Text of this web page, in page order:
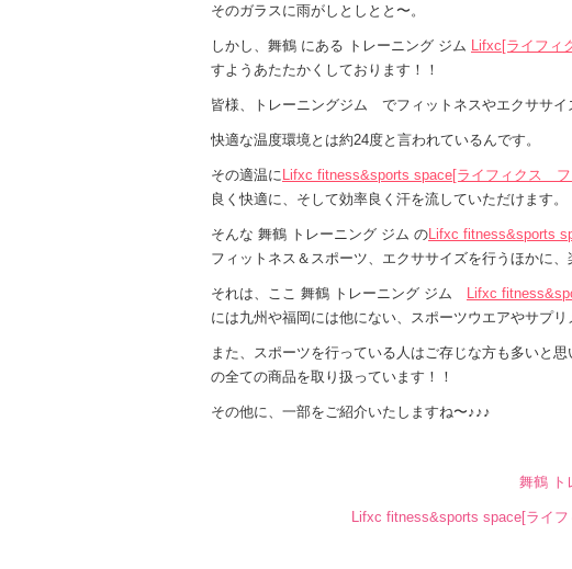
そのガラスに雨がしとしとと〜。
しかし、舞鶴 にある トレーニング ジム Lifxc[ライフィ
すようあたたかくしております！！
皆様、トレーニングジム でフィットネスやエクササ
快適な温度環境とは約24度と言われているんです。
その適温に Lifxc fitness&sports space[ライフィクス
良く快適に、そして効率良く汗を流していただけます。
そんな 舞鶴 トレーニング ジム のLifxc fitness&sports
フィットネス＆スポーツ、エクササイズを行うほかに
それは、ここ 舞鶴 トレーニング ジム Lifxc
には九州や福岡には他にない、スポーツウエアやサプリ
また、スポーツを行っている人はご存じな方も多いと
の全ての商品を取り扱っています！！
その他に、一部をご紹介いたしますね〜♪♪♪
舞鶴 ト
Lifxc fitness&sports space[ライ